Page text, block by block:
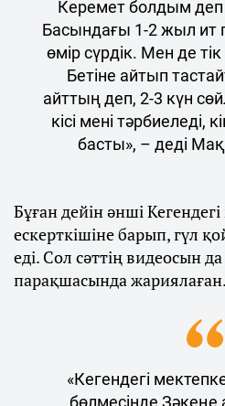
Керемет болдым
Басындағы 1-2 жыл ит
өмір сүрдік. Мен де
Бетіне айтып
айттың деп, 2-3 күн
кісі мені
басты», – деді
Бұған дейін әнші
ескерткішіне барып, гүл
еді. Сол сәттің видеосын
парақшасында жариялаған.
«Кегендегі